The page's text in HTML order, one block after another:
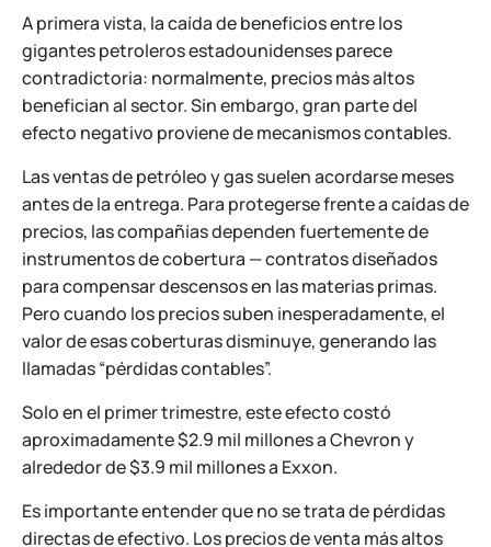
A primera vista, la caída de beneficios entre los
gigantes petroleros estadounidenses parece
contradictoria: normalmente, precios más altos
benefician al sector. Sin embargo, gran parte del
efecto negativo proviene de mecanismos contables.
Las ventas de petróleo y gas suelen acordarse meses
antes de la entrega. Para protegerse frente a caídas de
precios, las compañías dependen fuertemente de
instrumentos de cobertura — contratos diseñados
para compensar descensos en las materias primas.
Pero cuando los precios suben inesperadamente, el
valor de esas coberturas disminuye, generando las
llamadas “pérdidas contables”.
Solo en el primer trimestre, este efecto costó
aproximadamente $2.9 mil millones a Chevron y
alrededor de $3.9 mil millones a Exxon.
Es importante entender que no se trata de pérdidas
directas de efectivo. Los precios de venta más altos